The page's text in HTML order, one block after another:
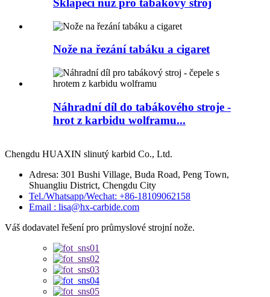
Sklápěcí nůž pro tabákový stroj
Nože na řezání tabáku a cigaret
Náhradní díl do tabákového stroje -
hrot z karbidu wolframu...
Chengdu HUAXIN slinutý karbid Co., Ltd.
Adresa: 301 Bushi Village, Buda Road, Peng Town,
Shuangliu District, Chengdu City
Tel./Whatsapp/Wechat: +86-18109062158
Email : lisa@hx-carbide.com
Váš dodavatel řešení pro průmyslové strojní nože.